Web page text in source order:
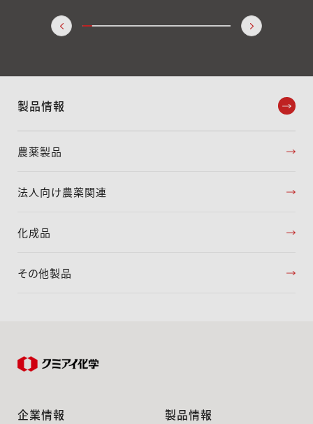
製品情報
農薬製品
法人向け農薬関連
化成品
その他製品
企業情報 製品情報